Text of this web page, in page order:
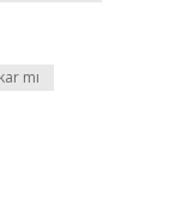
mı